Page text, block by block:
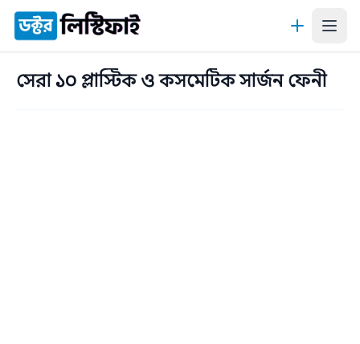
কন্টেন্টে যান
সেরা ১০ প্লাস্টিক ও কসমেটিক সার্জন ফেনী